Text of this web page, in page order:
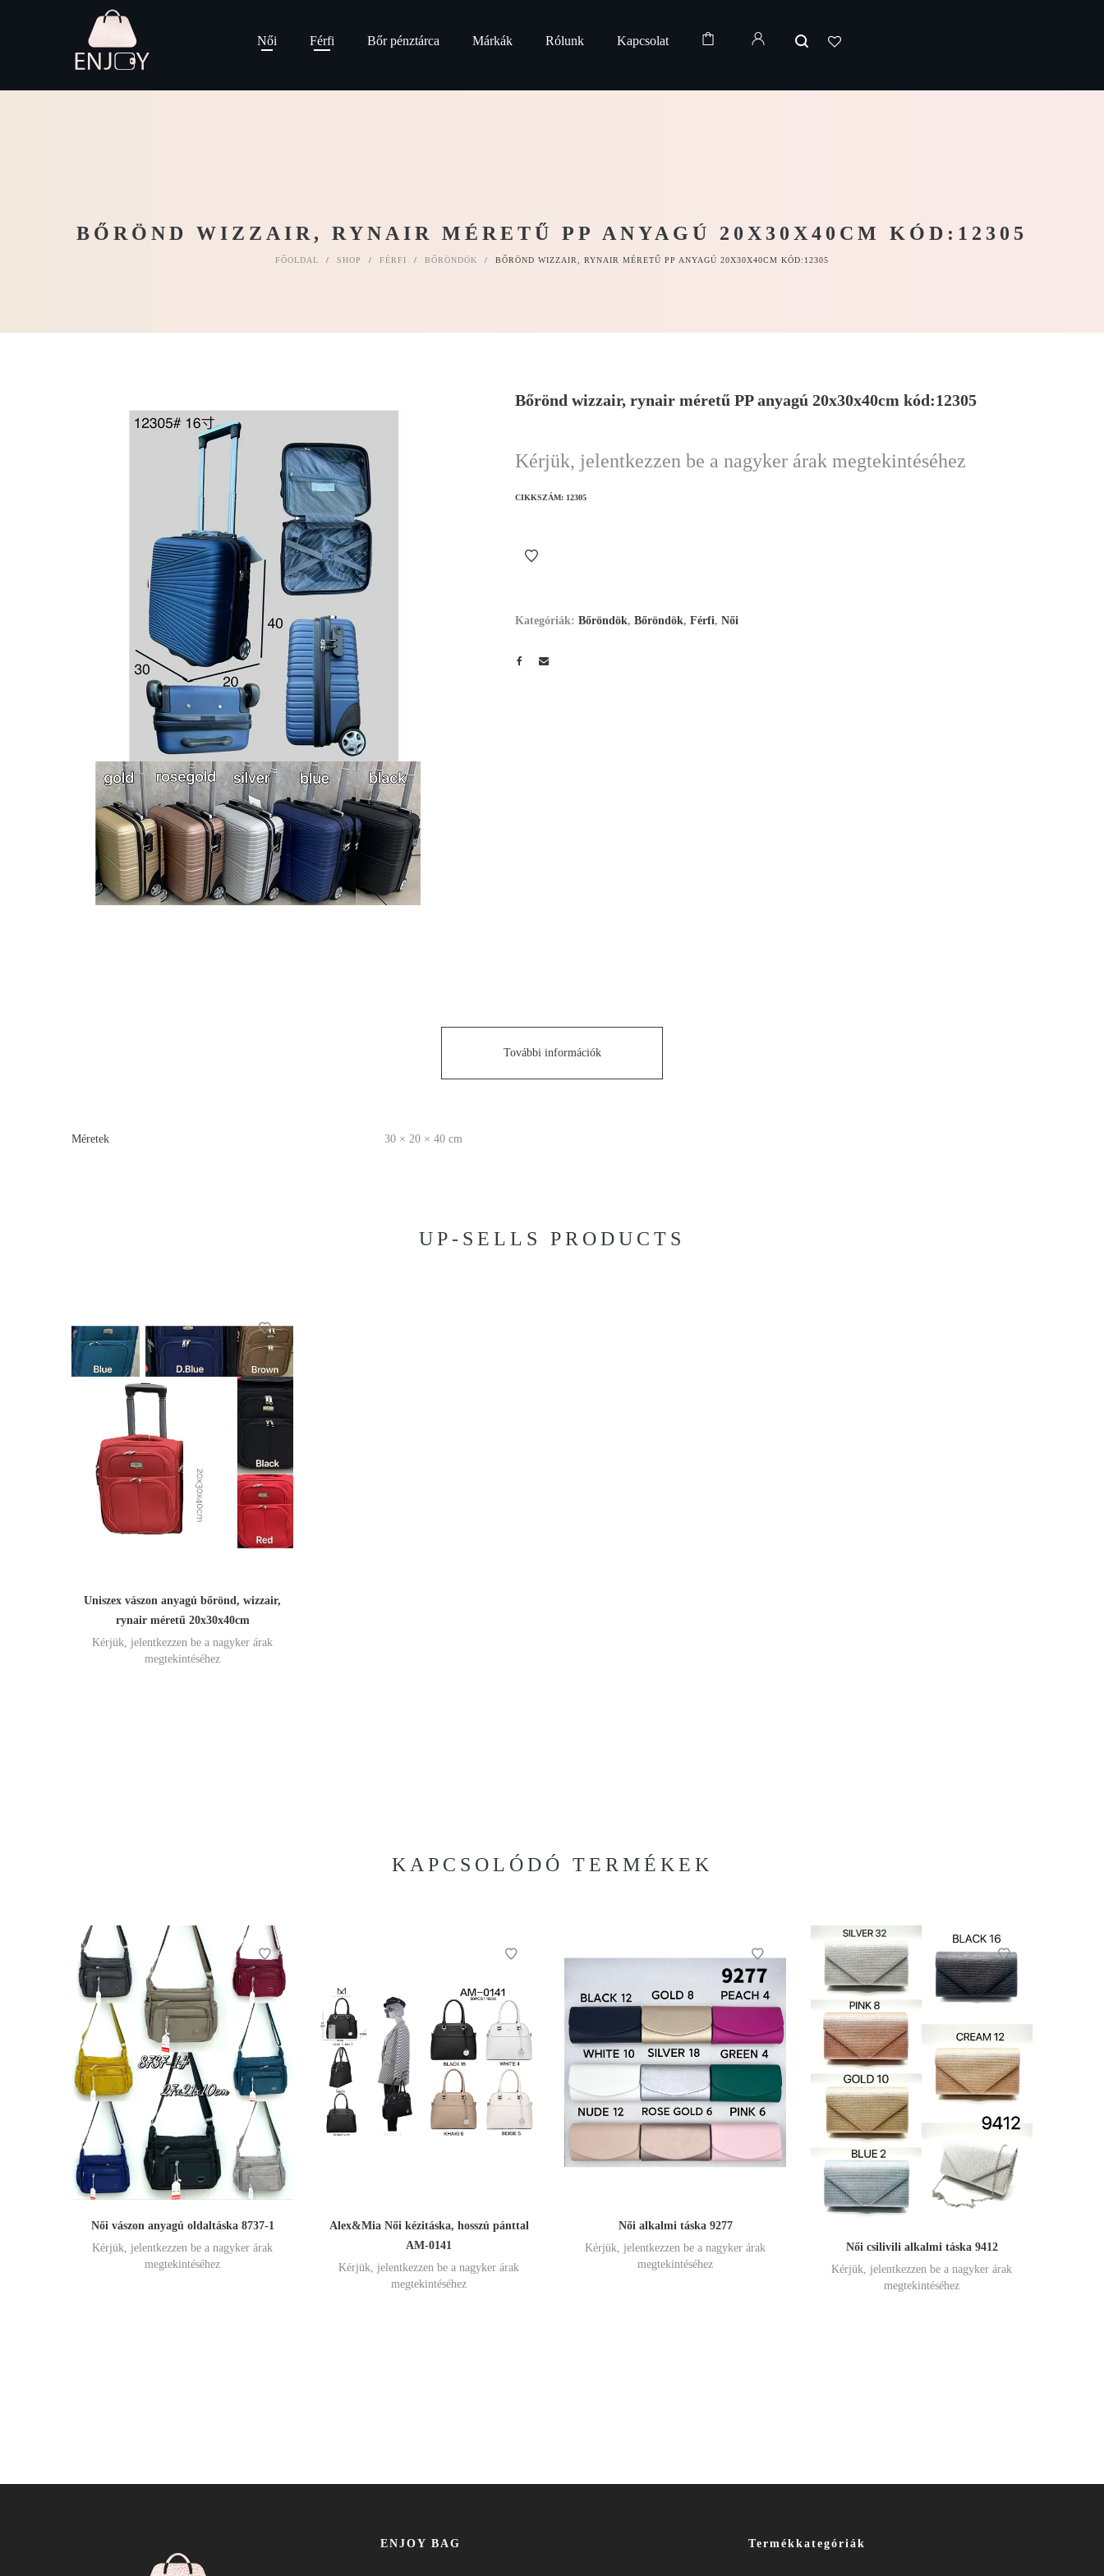
Női Férfi Bőr pénztárca Márkák Rólunk Kapcsolat
BŐRÖND WIZZAIR, RYNAIR MÉRETŰ PP ANYAGÚ 20X30X40CM KÓD:12305
FŐOLDAL / SHOP / FÉRFI / BŐRÖNDÖK / BŐRÖND WIZZAIR, RYNAIR MÉRETŰ PP ANYAGÚ 20X30X40CM KÓD:12305
Bőrönd wizzair, rynair méretű PP anyagú 20x30x40cm kód:12305
Kérjük, jelentkezzen be a nagyker árak megtekintéséhez
CIKKSZÁM: 12305
Kategóriák: Bőröndök, Bőröndök, Férfi, Női
További információk
Méretek 30 × 20 × 40 cm
UP-SELLS PRODUCTS
Uniszex vászon anyagú bőrönd, wizzair,
rynair méretű 20x30x40cm
Kérjük, jelentkezzen be a nagyker árak
megtekintéséhez
KAPCSOLÓDÓ TERMÉKEK
Női vászon anyagú oldaltáska 8737-1
Kérjük, jelentkezzen be a nagyker árak
megtekintéséhez
Alex&Mia Női kézitáska, hosszú pánttal
AM-0141
Kérjük, jelentkezzen be a nagyker árak
megtekintéséhez
Női alkalmi táska 9277
Kérjük, jelentkezzen be a nagyker árak
megtekintéséhez
Női csilivili alkalmi táska 9412
Kérjük, jelentkezzen be a nagyker árak
megtekintéséhez
ENJOY BAG Termékkategóriák